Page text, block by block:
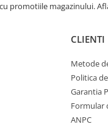
promotiile magazinului.
CLIENTI
Metode
Politica
Garantia
Formular
ANPC